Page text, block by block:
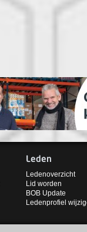
Leden
Ledenoverzicht
Lid worden
BOB Update
Ledenprofiel